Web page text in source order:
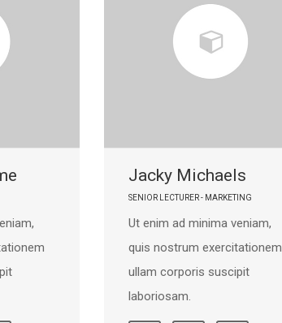
Jacky Michaels
SENIOR LECTURER - MARKETING
Ut enim ad minima veniam,
quis nostrum exercitationem
ullam corporis suscipit
laboriosam.